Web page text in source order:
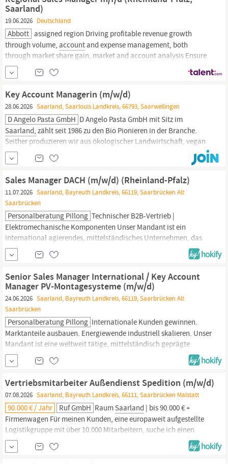
Saarland)
19.06.2026 Deutschland
Abbott assigned region Driving profitable revenue growth
through volume, accountand expense management, both
through market share gain, market and account analysis Ensure
the delivery of targets through individual recognition,
performance review, people management and reward Successful
implementation of country product launches Your...
Key Account Managerin (m/w/d)
28.06.2026 Saarland, Saarlouis Landkreis, 66793, Saarwellingen
D Angelo Pasta GmbH D Angelo Pasta GmbH mit Sitz im
Saarland, zählt seit 1986 zu den Bio Pionieren in der Branche.
Seither produzieren wir aus ökologischer Landwirtschaft, vegan
als auch vegetarisch gefüllte Bio-Teigwaren. Den Schutz unserer
Umwelt, den Anspruch an höchste Qualität und der kulinarische
Genuss spielen bei uns eine große Rolle.
Sales Manager DACH (m/w/d) (Rheinland-Pfalz)
11.07.2026 Saarland, Bayreuth Landkreis, 66119, Saarbrücken Alt
Saarbrücken
Personalberatung Pillong Technischer B2B-Vertrieb |
Elektromechanische Komponenten Unser Mandant ist ein
international agierendes, mittelständisches Unternehmen, das
sich auf den Vertrieb hochwertiger elektromechanischer und
elektronischer Komponenten für industrielle Anwendungen
spezialisiert hat. Gemeinsam mit einem starken internationalen
Partnernetzwerk entwickelt das Unternehmen...
Senior Sales Manager International / Key Account
Manager PV-Montagesysteme (m/w/d)
24.06.2026 Saarland, Bayreuth Landkreis, 66119, Saarbrücken Alt
Saarbrücken
Personalberatung Pillong Internationale Kunden gewinnen.
Marktanteile ausbauen. Energiewende industriell skalieren. Unser
Mandant ist eine weltweit tätige, mittelständisch geprägte
Industriegruppe mit mehreren tausend Mitarbeitenden, hoher
Fertigungstiefe und einer starken internationalen Marktpräsenz.
technische Kompetenz,...
Vertriebsmitarbeiter Außendienst Spedition (m/w/d)
07.08.2026 Saarland, Bayreuth Landkreis, 66111, Saarbrücken Malstatt
90.000 € / Jahr Ruf GmbH Raum Saarland | bis 90.000 € +
Firmenwagen Für meinen Kunden, eine europaweit aufgestellte
Logistikgruppe mit über 10.000 Mitarbeitern, suche ich einen
Vertriebsmitarbeiter im Außendienst für das
übernimmst ein etabliertes Gebiet mit bestehendem